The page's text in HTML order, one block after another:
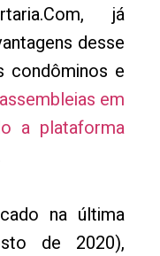
já
desse
condôminos e
em
a plataforma
na última
de 2020),